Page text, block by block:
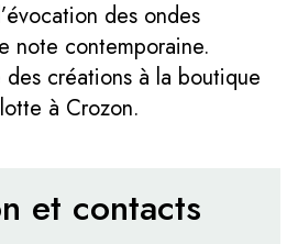
des ondes
note contemporaine.
créations à la boutique
à Crozon.
et contacts